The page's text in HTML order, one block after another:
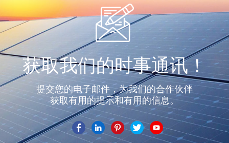
获取我们的时事通讯！
提交您的电子邮件，为我们的合作伙伴
获取有用的提示和有用的信息。